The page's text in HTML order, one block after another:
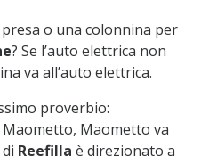
o una colonnina per
? Se l’auto elettrica non
va all’auto elettrica.
proverbio:
Maometto, Maometto va
Reefilla è direzionato a